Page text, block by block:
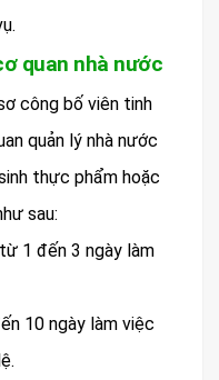
quan nhà nước
công bố viên tinh
quản lý nhà nước
thực phẩm hoặc
sau:
1 đến 3 ngày làm
10 ngày làm việc